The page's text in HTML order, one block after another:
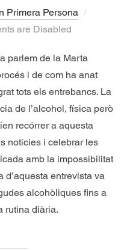
Primera Persona
are Disabled
parlem de la Marta
i de com ha anat
tots els entrebancs. La
de l’alcohol, física però
recórrer a aquesta
notícies i celebrar les
amb la impossibilitat
d’aquesta entrevista va
alcohòliques fins a
rutina diària.